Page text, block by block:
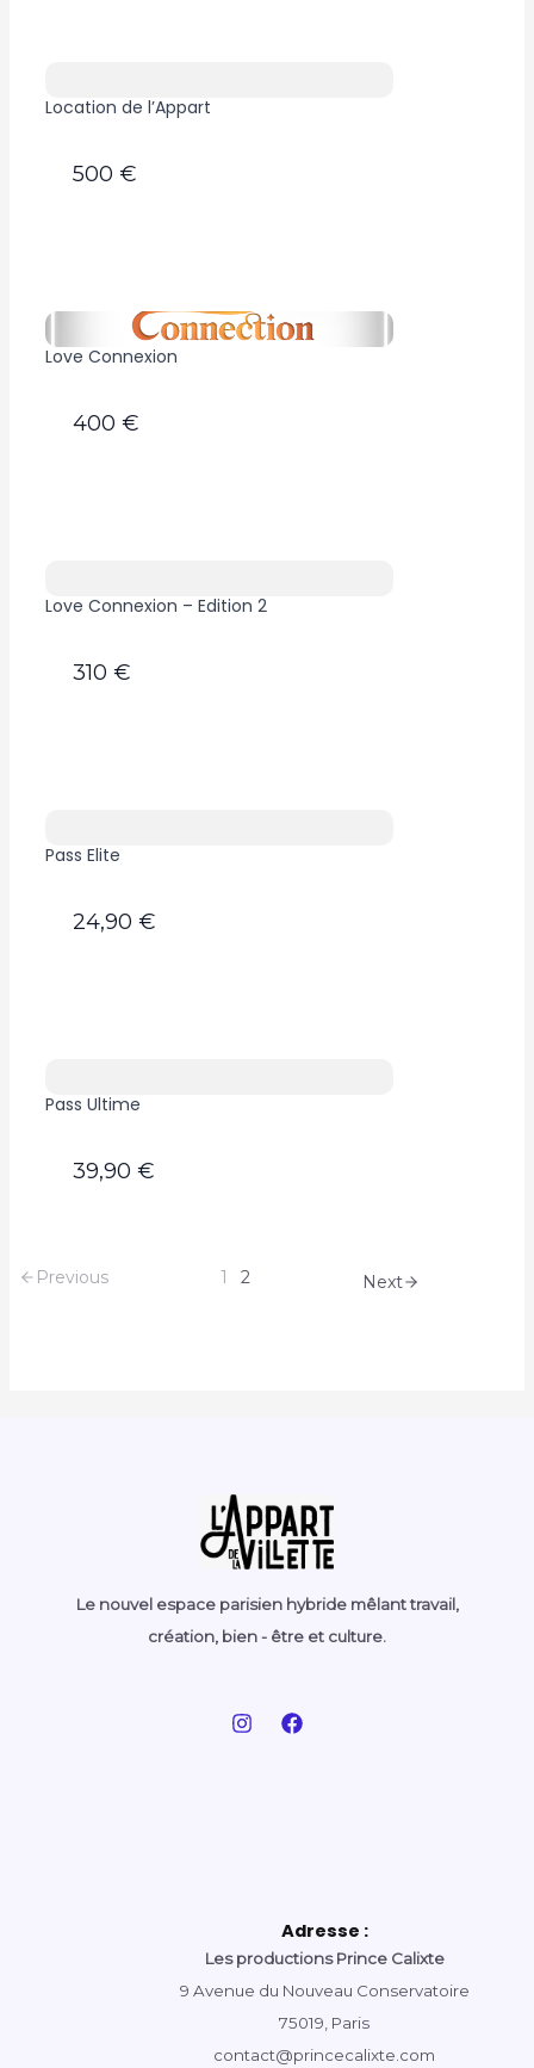
Location de l’Appart
500 €
Love Connexion
400 €
Love Connexion – Edition 2
310 €
Pass Elite
24,90 €
Pass Ultime
39,90 €
Previous 1 2 Next
Le nouvel espace parisien hybride mêlant travail,
création, bien - être et culture.
Adresse :
Les productions Prince Calixte
9 Avenue du Nouveau Conservatoire
75019, Paris
contact@princecalixte.com